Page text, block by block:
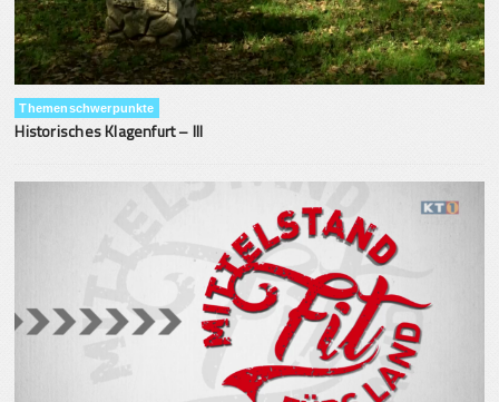
Themenschwerpunkte
Historisches Klagenfurt – III